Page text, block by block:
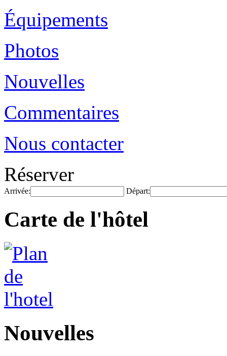
Équipements
Photos
Nouvelles
Commentaires
Nous contacter
Réserver
Arrivée: Départ:
Carte de l'hôtel
Nouvelles